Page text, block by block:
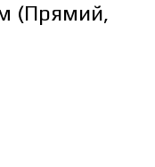
(Прямий,